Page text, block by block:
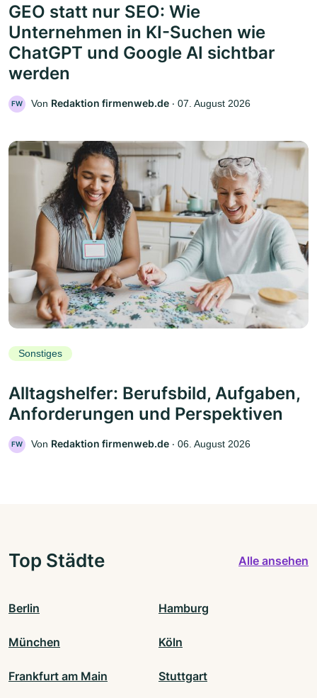
GEO statt nur SEO: Wie
Unternehmen in KI-Suchen wie
ChatGPT und Google AI sichtbar
werden
FW Von Redaktion firmenweb.de ‧ 07. August 2026
Sonstiges
Alltagshelfer: Berufsbild, Aufgaben,
Anforderungen und Perspektiven
FW Von Redaktion firmenweb.de ‧ 06. August 2026
Top Städte Alle ansehen
Berlin Hamburg
München Köln
Frankfurt am Main Stuttgart